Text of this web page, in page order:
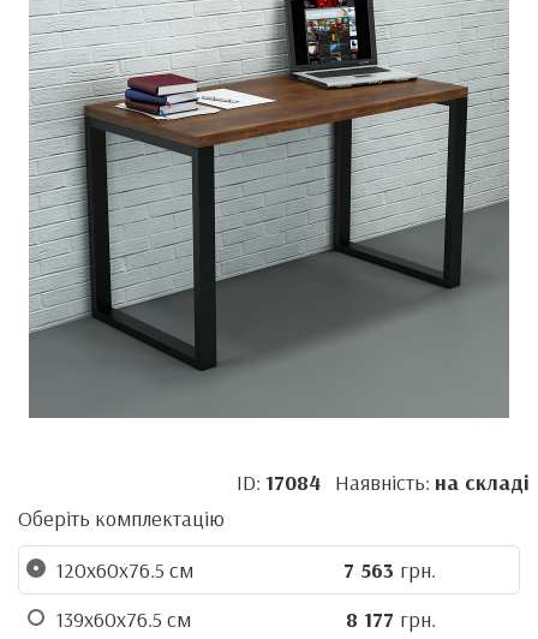
ID: 17084Наявність: на складі
Оберіть комплектацію
120х60х76.5 см
7 563 грн.
139х60х76.5 см
8 177 грн.